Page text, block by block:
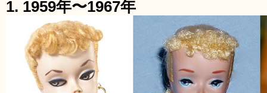
1. 1959年〜1967年